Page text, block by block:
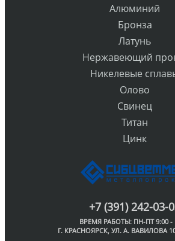
Алюминий
Бронза
Латунь
Нержавеющий
Никелевые
Олово
Свинец
Титан
Цинк
+7 (391) 242-03-
ВРЕМЯ РАБОТЫ: ПН-ПТ 9:00 -
Г. КРАСНОЯРСК, УЛ. А. ВАВИЛОВА